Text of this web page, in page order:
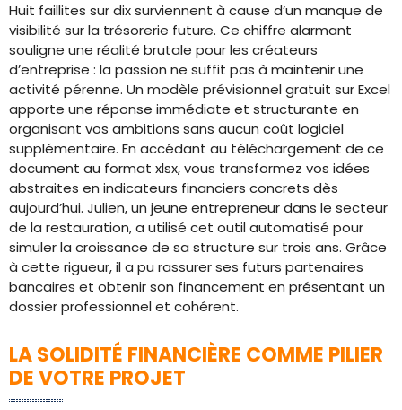
Huit faillites sur dix surviennent à cause d’un manque de
visibilité sur la trésorerie future. Ce chiffre alarmant
souligne une réalité brutale pour les créateurs
d’entreprise : la passion ne suffit pas à maintenir une
activité pérenne. Un modèle prévisionnel gratuit sur Excel
apporte une réponse immédiate et structurante en
organisant vos ambitions sans aucun coût logiciel
supplémentaire. En accédant au téléchargement de ce
document au format xlsx, vous transformez vos idées
abstraites en indicateurs financiers concrets dès
aujourd’hui. Julien, un jeune entrepreneur dans le secteur
de la restauration, a utilisé cet outil automatisé pour
simuler la croissance de sa structure sur trois ans. Grâce
à cette rigueur, il a pu rassurer ses futurs partenaires
bancaires et obtenir son financement en présentant un
dossier professionnel et cohérent.
LA SOLIDITÉ FINANCIÈRE COMME PILIER
DE VOTRE PROJET